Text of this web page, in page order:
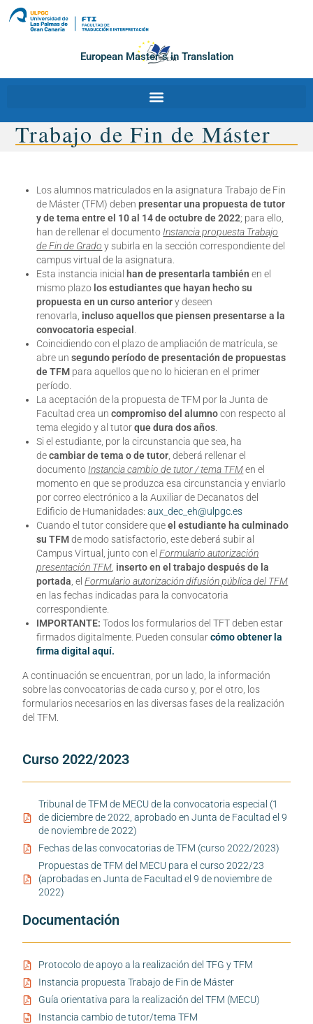
European Master´s in Translation
Trabajo de Fin de Máster
Los alumnos matriculados en la asignatura Trabajo de Fin
de Máster (TFM) debenpresentar una propuesta de tutor
y de tema entre el 10 al 14 de octubre de 2022; para ello,
han de rellenar el documentoInstancia propuesta Trabajo
de Fin de Grado y subirla en la sección correspondiente del
campus virtual de la asignatura.
Esta instancia inicial han de presentarla también en el
mismo plazo los estudiantes que hayan hecho su
propuesta en un curso anteriory deseen
renovarla, incluso aquellos que piensen presentarse a la
convocatoria especial .
Coincidiendo con el plazo de ampliación de matrícula, se
abre unsegundo período de presentación de propuestas
de TFM para aquellos que no lo hicieran en el primer
período.
La aceptación de la propuesta de TFM por la Junta de
Facultad crea uncompromiso del alumnocon respecto al
tema elegido y al tutorque dura dos años.
Si el estudiante, por la circunstancia que sea, ha
decambiar de tema o de tutor, deberá rellenar el
documentoInstancia cambio de tutor / tema TFMen el
momento en que se produzca esa circunstancia y enviarlo
por correo electrónico a la Auxiliar de Decanatos del
Edificio de Humanidades:aux_dec_eh@ulpgc.es
Cuando el tutor considere queel estudiante ha culminado
su TFMde modo satisfactorio, este deberá subir al
Campus Virtual, junto con elFormulario autorización
presentación TFM, inserto en el trabajo después de la
portada, elFormulario autorización difusión pública del TFM
en las fechas indicadas para la convocatoria
correspondiente.
IMPORTANTE: Todos los formularios del TFT deben estar
firmados digitalmente. Pueden consularcómo obtener la
firma digital aquí.
A continuación se encuentran, por un lado, la información
sobre las convocatorias de cada curso y, por el otro, los
formularios necesarios en las diversas fases de la realización
del TFM.
Curso 2022/2023
Tribunal de TFM de MECU de la convocatoria especial (1
de diciembre de 2022, aprobado en Junta de Facultad el 9
de noviembre de 2022)
Fechas de las convocatorias de TFM (curso 2022/2023)
Propuestas de TFM del MECU para el curso 2022/23
(aprobadas en Junta de Facultad el 9 de noviembre de
2022)
Documentación
Protocolo de apoyo a la realización del TFG y TFM
Instancia propuesta Trabajo de Fin de Máster
Guía orientativa para la realización del TFM (MECU)
Instancia cambio de tutor/tema TFM